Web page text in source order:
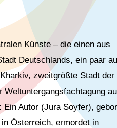
Künste – die einen aus
Deutschlands, ein paar
zweitgrößte Stadt der
Ein Autor (Jura Soyfer),
Österreich, ermordet in